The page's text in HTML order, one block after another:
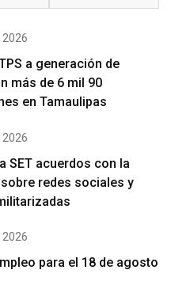
2026
a generación de
más de 6 mil 90
en Tamaulipas
2026
SET acuerdos con la
sobre redes sociales y
2026
para el 18 de agosto